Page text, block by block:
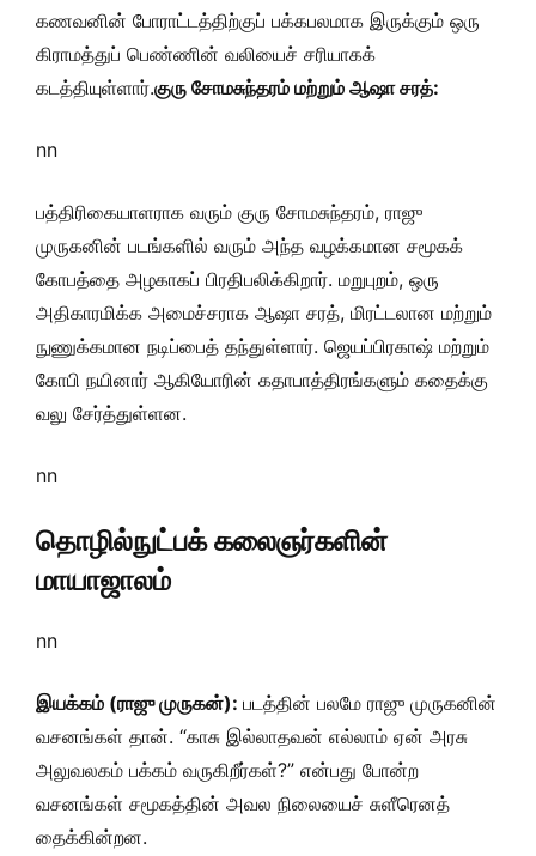
கணவனின் போராட்டத்திற்குப் பக்கபலமாக இருக்கும் ஒரு
கிராமத்துப் பெண்ணின் வலியைச் சரியாகக்
கடத்தியுள்ளார்.குரு சோமசுந்தரம் மற்றும் ஆஷா சரத்:
nn
பத்திரிகையாளராக வரும் குரு சோமசுந்தரம், ராஜு
முருகனின் படங்களில் வரும் அந்த வழக்கமான சமூகக்
கோபத்தை அழகாகப் பிரதிபலிக்கிறார். மறுபுறம், ஒரு
அதிகாரமிக்க அமைச்சராக ஆஷா சரத், மிரட்டலான மற்றும்
நுணுக்கமான நடிப்பைத் தந்துள்ளார். ஜெயப்பிரகாஷ் மற்றும்
கோபி நயினார் ஆகியோரின் கதாபாத்திரங்களும் கதைக்கு
வலு சேர்த்துள்ளன.
nn
தொழில்நுட்பக் கலைஞர்களின்
மாயாஜாலம்
nn
இயக்கம் (ராஜு முருகன்): படத்தின் பலமே ராஜு முருகனின்
வசனங்கள் தான். “காசு இல்லாதவன் எல்லாம் ஏன் அரசு
அலுவலகம் பக்கம் வருகிறீர்கள்?” என்பது போன்ற
வசனங்கள் சமூகத்தின் அவல நிலையைச் சுளீரெனத்
தைக்கின்றன.